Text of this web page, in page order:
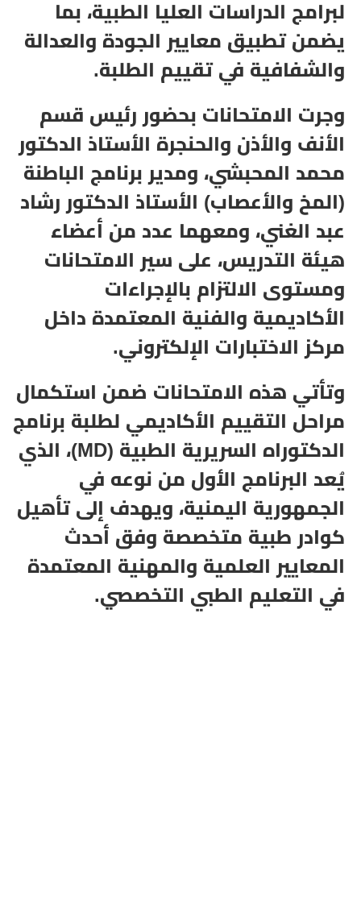
لبرامج الدراسات العليا الطبية، بما
يضمن تطبيق معايير الجودة والعدالة
والشفافية في تقييم الطلبة.
وجرت الامتحانات بحضور رئيس قسم
الأنف والأذن والحنجرة الأستاذ الدكتور
محمد المحبشي، ومدير برنامج الباطنة
(المخ والأعصاب) الأستاذ الدكتور رشاد
عبد الغني، ومعهما عدد من أعضاء
هيئة التدريس، على سير الامتحانات
ومستوى الالتزام بالإجراءات
الأكاديمية والفنية المعتمدة داخل
مركز الاختبارات الإلكتروني.
وتأتي هذه الامتحانات ضمن استكمال
مراحل التقييم الأكاديمي لطلبة برنامج
الدكتوراه السريرية الطبية (MD)، الذي
يُعد البرنامج الأول من نوعه في
الجمهورية اليمنية، ويهدف إلى تأهيل
كوادر طبية متخصصة وفق أحدث
المعايير العلمية والمهنية المعتمدة
في التعليم الطبي التخصصي.